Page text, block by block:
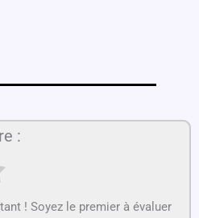
:
! Soyez le premier à évaluer